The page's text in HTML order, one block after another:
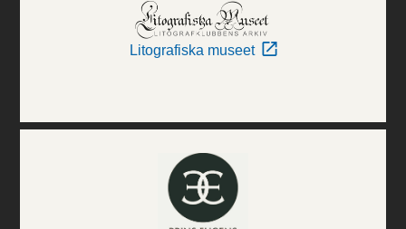
Litografiska museet